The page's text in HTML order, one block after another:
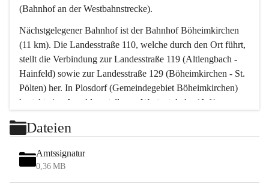
(Bahnhof an der Westbahnstrecke).
Nächstgelegener Bahnhof ist der Bahnhof Böheimkirchen
(11 km). Die Landesstraße 110, welche durch den Ort führt,
stellt die Verbindung zur Landesstraße 119 (Altlengbach -
Hainfeld) sowie zur Landesstraße 129 (Böheimkirchen - St.
Pölten) her. In Plosdorf (Gemeindegebiet Böheimkirchen)
besteht eine Anschlussstelle zur Westautobahn (A 1).
Wien erreicht man in ca. 45 Minuten.
Stössing zählt noch zum Naherholungsraum Wien sowie
zum Naherholungsraum St. Pölten. Viele Bauernhöfe hatten
„ihre Wiener“. Seit 1960 bauten viele Wiener
Dateien
Amtssignatur
0,36 MB